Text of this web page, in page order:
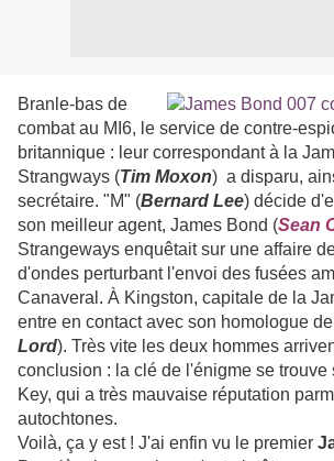
Branle-bas de
combat au MI6, le service de contre-
britannique : leur correspondant à la
Strangways (Tim Moxon) a disparu,
secrétaire. "M" (Bernard Lee) décide
son meilleur agent, James Bond (Sean
Strangeways enquêtait sur une affaire
d'ondes perturbant l'envoi des fusées
Canaveral. À Kingston, capitale de la
entre en contact avec son homologue
Lord). Très vite les deux hommes
conclusion : la clé de l'énigme se trouve
Key, qui a très mauvaise réputation
autochtones.
Voilà, ça y est ! J'ai enfin vu le premier